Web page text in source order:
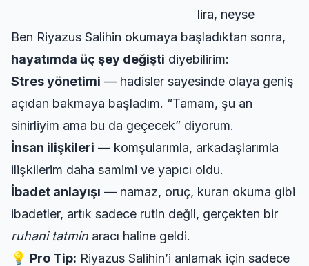
lira, neyse
Ben Riyazus Salihin okumaya başladıktan sonra,
hayatımda üç şey değişti diyebilirim:
Stres yönetimi — hadisler sayesinde olaya geniş
açıdan bakmaya başladım. “Tamam, şu an
sinirliyim ama bu da geçecek” diyorum.
İnsan ilişkileri — komşularımla, arkadaşlarımla
ilişkilerim daha samimi ve yapıcı oldu.
İbadet anlayışı — namaz, oruç, kuran okuma gibi
ibadetler, artık sadece rutin değil, gerçekten bir
ruhani tatmin aracı haline geldi.
💡 Pro Tip: Riyazus Salihin’i anlamak için sadece